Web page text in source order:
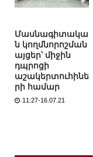
Մասնագիտակա
ն կողմնորոշման
այցեր՝ միջին
դպրոցի
աշակերտուհինե
րի համար
11:27-16.07.21